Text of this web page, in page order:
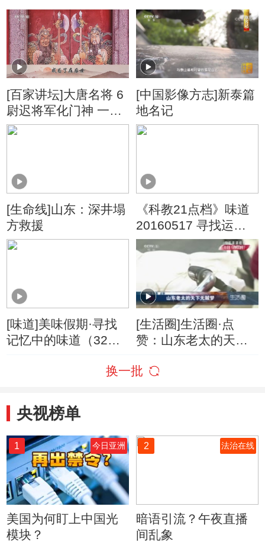
[百家讲坛]大唐名将 6
尉迟将军化门神 一代
名将后世化“神”
[中国影像方志]新泰篇
地名记
[生命线]山东：深井塌
方救援
《科教21点档》味道
20160517 寻找运河
味道（二）
[味道]美味假期·寻找
记忆中的味道（32）
[生活圈]生活圈·点
赞：山东老太的天下
换一批
央视榜单
1 今日亚洲
美国为何盯上中国光
模块？
2 法治在线
暗语引流？午夜直播
间乱象